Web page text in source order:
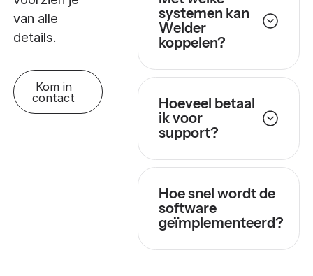
van alle
details.
Kom in
contact
systemen kan
Welder
koppelen?
Hoeveel betaal
ik voor
support?
Hoe snel wordt de
software
geïmplementeerd?